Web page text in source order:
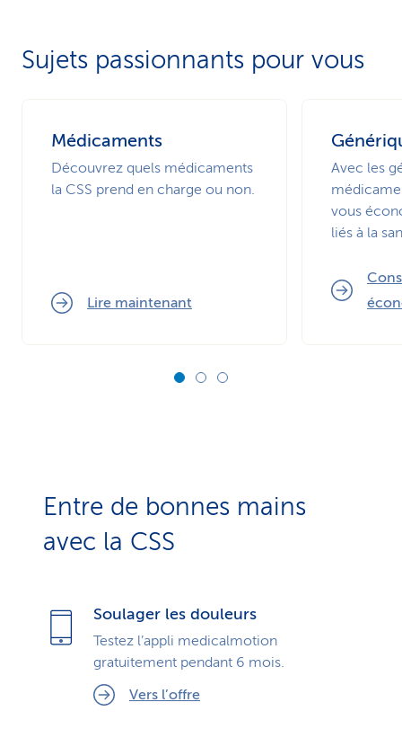
Sujets passionnants pour vous
Médicaments
Découvrez quels médicaments
la CSS prend en charge ou non.
Lire maintenant
Avec les
vous
liés à la
Entre de bonnes mains
avec la CSS
Soulager les douleurs
Testez l’appli medicalmotion
gratuitement pendant 6 mois.
Vers l’offre